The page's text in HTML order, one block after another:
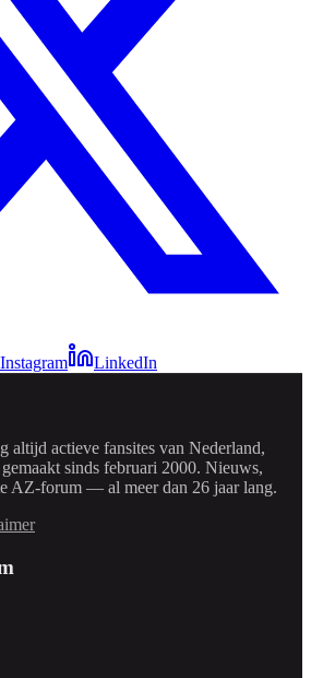
Instagram LinkedIn
altijd actieve fansites van Nederland,
sinds februari 2000. Nieuws,
AZ-forum — al meer dan 26 jaar lang.